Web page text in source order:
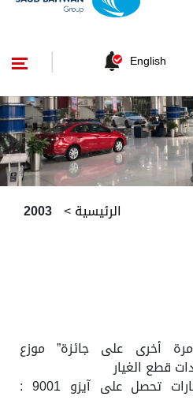
English
الرئيسية>
2003
أخرى على جائزة” موزع
قطع الغيار
سعود بهوان للسيارات تحصل على آيزو 9001 :